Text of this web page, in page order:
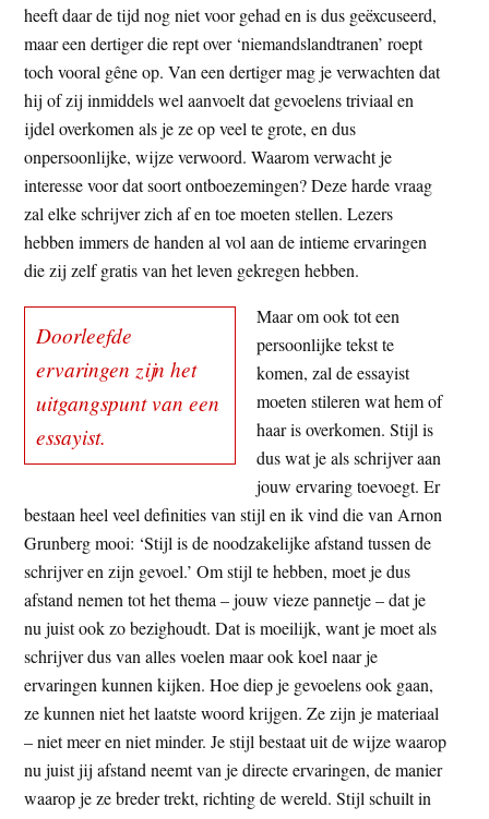
heeft daar de tijd nog niet voor gehad en is dus geëxcuseerd,
maar een dertiger die rept over ‘niemandslandtranen’ roept
toch vooral gêne op. Van een dertiger mag je verwachten dat
hij of zij inmiddels wel aanvoelt dat gevoelens triviaal en
ijdel overkomen als je ze op veel te grote, en dus
onpersoonlijke, wijze verwoord. Waarom verwacht je
interesse voor dat soort ontboezemingen? Deze harde vraag
zal elke schrijver zich af en toe moeten stellen. Lezers
hebben immers de handen al vol aan de intieme ervaringen
die zij zelf gratis van het leven gekregen hebben.
Doorleefde
ervaringen zijn het
uitgangspunt van een
essayist.
Maar om ook tot een
persoonlijke tekst te
komen, zal de essayist
moeten stileren wat hem of
haar is overkomen. Stijl is
dus wat je als schrijver aan
jouw ervaring toevoegt. Er
bestaan heel veel definities van stijl en ik vind die van Arnon
Grunberg mooi: ‘Stijl is de noodzakelijke afstand tussen de
schrijver en zijn gevoel.’ Om stijl te hebben, moet je dus
afstand nemen tot het thema – jouw vieze pannetje – dat je
nu juist ook zo bezighoudt. Dat is moeilijk, want je moet als
schrijver dus van alles voelen maar ook koel naar je
ervaringen kunnen kijken. Hoe diep je gevoelens ook gaan,
ze kunnen niet het laatste woord krijgen. Ze zijn je materiaal
– niet meer en niet minder. Je stijl bestaat uit de wijze waarop
nu juist jij afstand neemt van je directe ervaringen, de manier
waarop je ze breder trekt, richting de wereld. Stijl schuilt in